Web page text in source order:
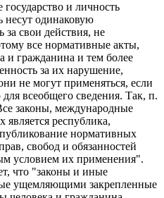
государство и личность
несут одинаковую
за свои действия, не
все нормативные акты,
и гражданина и тем более
за их нарушение,
не могут применяться, если
всеобщего сведения. Так, п.
законы, международные
является республика,
нормативных
свобод и обязанностей
условием их применения".
что "законы и иные
ущемляющими закрепленные